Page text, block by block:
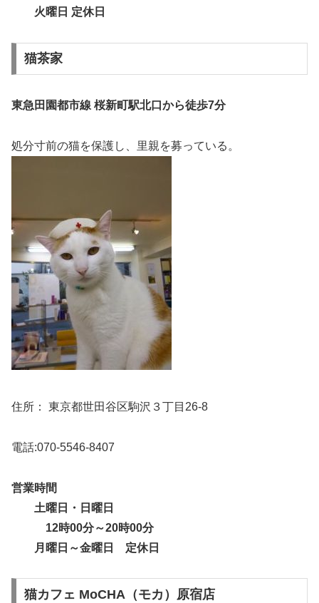
火曜日 定休日
猫茶家
東急田園都市線 桜新町駅北口から徒歩7分
処分寸前の猫を保護し、里親を募っている。
住所： 東京都世田谷区駒沢３丁目26-8
電話:070-5546-8407
営業時間
土曜日・日曜日
12時00分～20時00分
月曜日～金曜日 定休日
猫カフェ MoCHA（モカ）原宿店